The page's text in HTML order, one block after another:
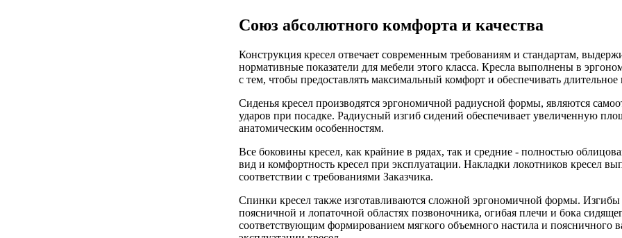
Союз абсолютного комфорта и качества
Конструкция кресел отвечает современным требованиям и стандартам,
нормативные показатели для мебели этого класса. Кресла выполнены в
с тем, чтобы предоставлять максимальный комфорт и обеспечивать
Сиденья кресел производятся эргономичной радиусной формы, являются
ударов при посадке. Радиусный изгиб сидений обеспечивает увеличенную
анатомическим особенностям.
Все боковины кресел, как крайние в рядах, так и средние - полностью
вид и комфортность кресел при эксплуатации. Накладки локотников кресел
соответствии с требованиями Заказчика.
Спинки кресел также изготавливаются сложной эргономичной формы.
поясничной и лопаточной областях позвоночника, огибая плечи и бока
соответствующим формированием мягкого объемного настила и поясничного